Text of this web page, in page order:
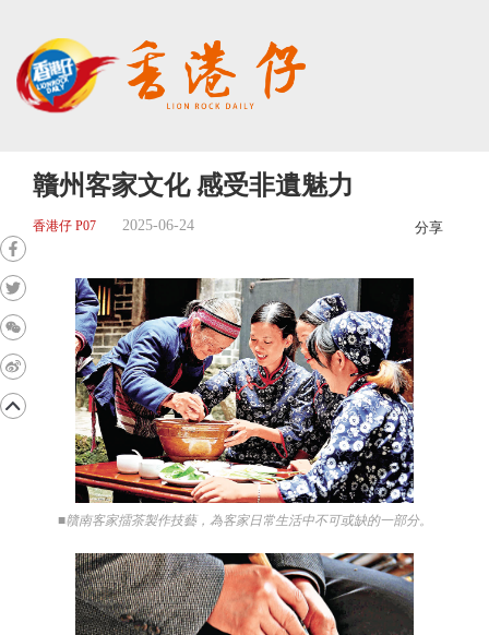
贛州客家文化 感受非遺魅力
香港仔 P07 2025-06-24 分享
■贛南客家擂茶製作技藝，為客家日常生活中不可或缺的一部分。